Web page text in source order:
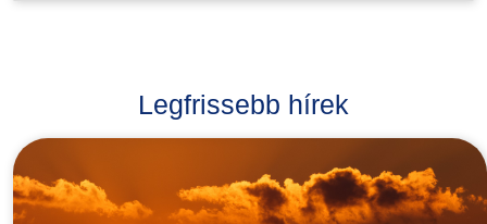
Legfrissebb hírek